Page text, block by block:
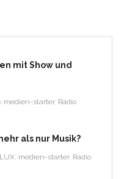
mit Show und
medien-starter, Radio
als nur Musik?
LUX, medien-starter, Radio